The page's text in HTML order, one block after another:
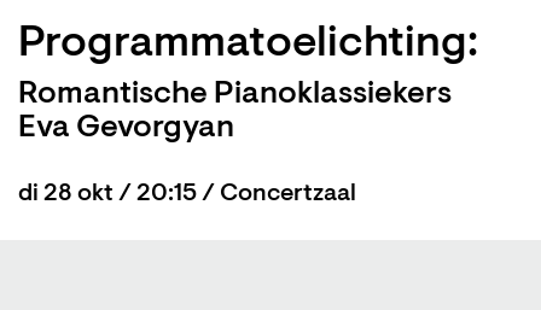
Programmatoelichting:
Romantische Pianoklassiekers
Eva Gevorgyan
di 28 okt / 20:15 / Concertzaal